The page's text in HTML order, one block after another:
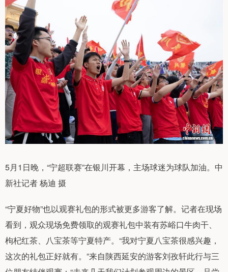
5月1日晚，“宁超联赛”在银川开幕，主场球迷为球队加油。中
新社记者 杨迪 摄
“宁夏好物”也以观赛礼包的形式被更多游客了解。记者在现场
看到，观众现场免费领取的观赛礼包中装有苏峪口牛肉干、
枸杞红茶、八宝茶等宁夏特产。“我对宁夏八宝茶很感兴趣，
这次的礼包正好就有。”来自陕西延安的游客刘孜轩此行与三